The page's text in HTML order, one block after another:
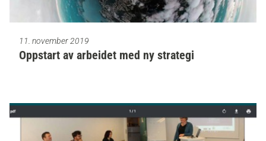
11. november 2019
Oppstart av arbeidet med ny strategi